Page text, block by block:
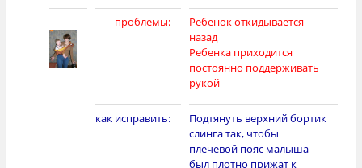
проблемы:
Ребенок откидывается
назад
Ребенка приходится
постоянно поддерживать
рукой
как исправить:
Подтянуть верхний бортик
слинга так, чтобы
плечевой пояс малыша
был плотно прижат к